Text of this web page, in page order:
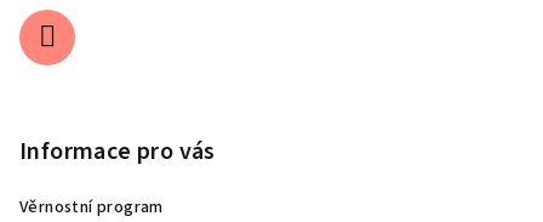
Informace pro vás
Věrnostní program